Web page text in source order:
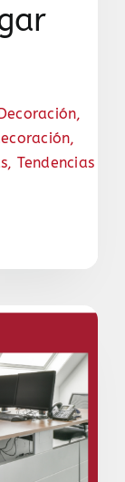
,
,
, Tendencias